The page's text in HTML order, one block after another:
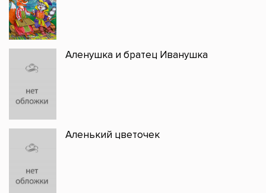
Аленушка и братец Иванушка
Аленький цветочек